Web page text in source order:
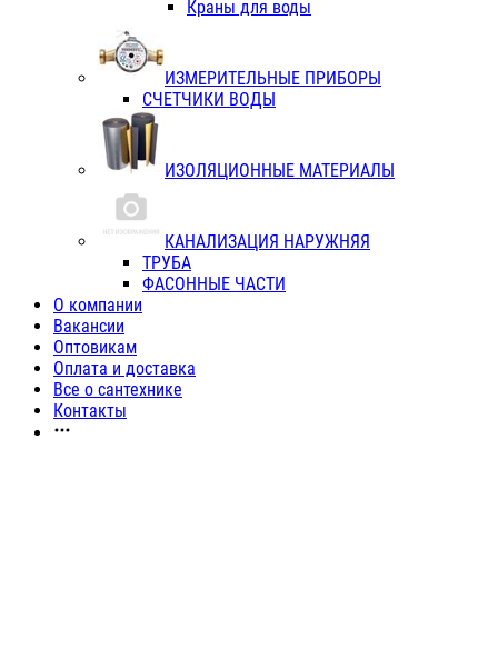
Краны для воды
ИЗМЕРИТЕЛЬНЫЕ ПРИБОРЫ
СЧЕТЧИКИ ВОДЫ
ИЗОЛЯЦИОННЫЕ МАТЕРИАЛЫ
КАНАЛИЗАЦИЯ НАРУЖНЯЯ
ТРУБА
ФАСОННЫЕ ЧАСТИ
О компании
Вакансии
Оптовикам
Оплата и доставка
Все о сантехнике
Контакты